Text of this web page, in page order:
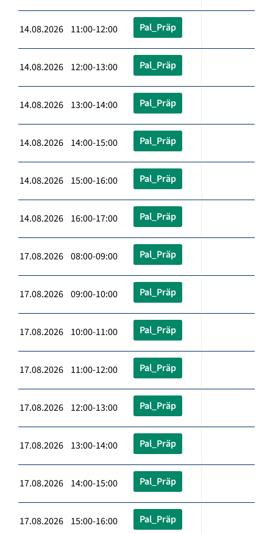
14.08.2026 11:00-12:00 Pal_Präp
14.08.2026 12:00-13:00 Pal_Präp
14.08.2026 13:00-14:00 Pal_Präp
14.08.2026 14:00-15:00 Pal_Präp
14.08.2026 15:00-16:00 Pal_Präp
14.08.2026 16:00-17:00 Pal_Präp
17.08.2026 08:00-09:00 Pal_Präp
17.08.2026 09:00-10:00 Pal_Präp
17.08.2026 10:00-11:00 Pal_Präp
17.08.2026 11:00-12:00 Pal_Präp
17.08.2026 12:00-13:00 Pal_Präp
17.08.2026 13:00-14:00 Pal_Präp
17.08.2026 14:00-15:00 Pal_Präp
17.08.2026 15:00-16:00 Pal_Präp